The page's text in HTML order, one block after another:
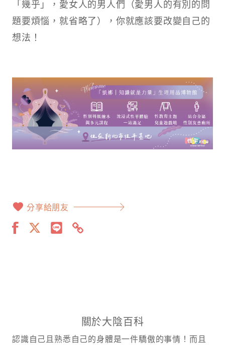
「幾乎」，愛女人的男人們（愛男人的有別的問
題要煩惱，就省略了），你就應該要改變自己的
想法！
分享給朋友
關於大陰百科
認識自己且熟悉自己的身體是一件驕傲的事情！而且